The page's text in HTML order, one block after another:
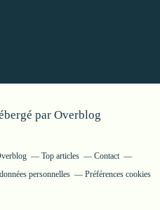
par Overblog
Top articles
Contact
personnelles Préférences cookies